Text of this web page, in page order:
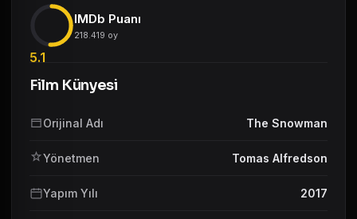
5.1
IMDb Puanı
218.419 oy
Film Künyesi
Orijinal Adı The Snowman
Yönetmen Tomas Alfredson
Yapım Yılı 2017